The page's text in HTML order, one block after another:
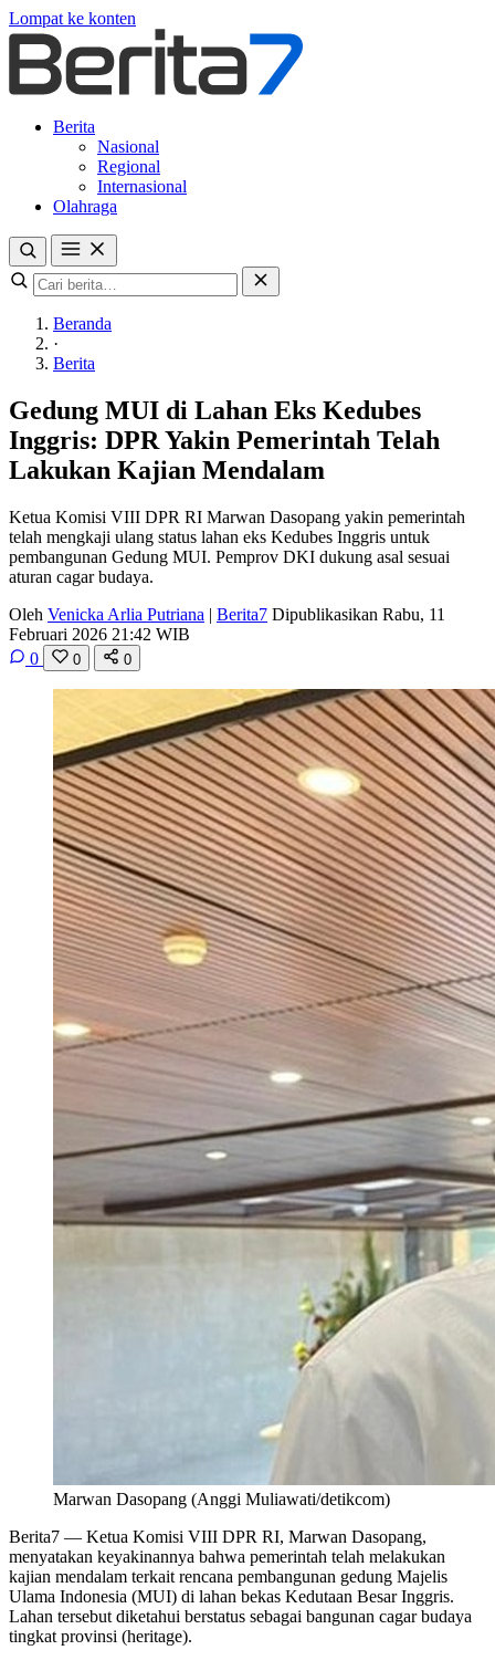
Lompat ke konten
Berita
Nasional
Regional
Internasional
Olahraga
Beranda
·
Berita
Gedung MUI di Lahan Eks Kedubes
Inggris: DPR Yakin Pemerintah Telah
Lakukan Kajian Mendalam
Ketua Komisi VIII DPR RI Marwan Dasopang yakin pemerintah
telah mengkaji ulang status lahan eks Kedubes Inggris untuk
pembangunan Gedung MUI. Pemprov DKI dukung asal sesuai
aturan cagar budaya.
Oleh Venicka Arlia Putriana | Berita7 Dipublikasikan Rabu, 11
Februari 2026 21:42 WIB
0
0 0
Marwan Dasopang (Anggi Muliawati/detikcom)
Berita7 — Ketua Komisi VIII DPR RI, Marwan Dasopang,
menyatakan keyakinannya bahwa pemerintah telah melakukan
kajian mendalam terkait rencana pembangunan gedung Majelis
Ulama Indonesia (MUI) di lahan bekas Kedutaan Besar Inggris.
Lahan tersebut diketahui berstatus sebagai bangunan cagar budaya
tingkat provinsi (heritage).